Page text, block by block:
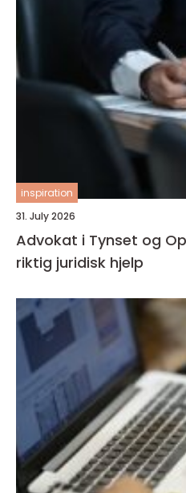
inspiration
31. July 2026
Advokat i Tynset og
riktig juridisk hjelp